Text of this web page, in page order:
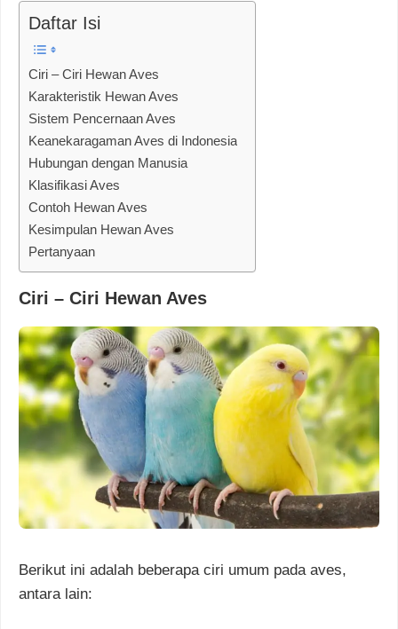
Daftar Isi
Ciri – Ciri Hewan Aves
Karakteristik Hewan Aves
Sistem Pencernaan Aves
Keanekaragaman Aves di Indonesia
Hubungan dengan Manusia
Klasifikasi Aves
Contoh Hewan Aves
Kesimpulan Hewan Aves
Pertanyaan
Ciri – Ciri Hewan Aves
Berikut ini adalah beberapa ciri umum pada aves,
antara lain: